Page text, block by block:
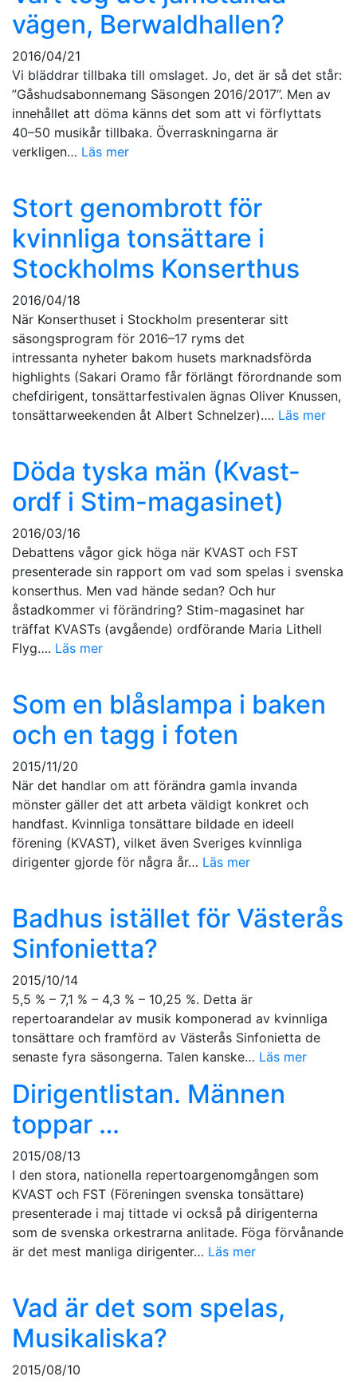
vägen, Berwaldhallen?
2016/04/21
Vi bläddrar tillbaka till omslaget. Jo, det är så det står:
”Gåshudsabonnemang Säsongen 2016/2017”. Men av
innehållet att döma känns det som att vi förflyttats
40–50 musikår tillbaka. Överraskningarna är
verkligen… Läs mer
Stort genombrott för
kvinnliga tonsättare i
Stockholms Konserthus
2016/04/18
När Konserthuset i Stockholm presenterar sitt
säsongsprogram för 2016–17 ryms det
intressanta nyheter bakom husets marknadsförda
highlights (Sakari Oramo får förlängt förordnande som
chefdirigent, tonsättarfestivalen ägnas Oliver Knussen,
tonsättarweekenden åt Albert Schnelzer)…. Läs mer
Döda tyska män (Kvast-
ordf i Stim-magasinet)
2016/03/16
Debattens vågor gick höga när KVAST och FST
presenterade sin rapport om vad som spelas i svenska
konserthus. Men vad hände sedan? Och hur
åstadkommer vi förändring? Stim-magasinet har
träffat KVASTs (avgående) ordförande Maria Lithell
Flyg…. Läs mer
Som en blåslampa i baken
och en tagg i foten
2015/11/20
När det handlar om att förändra gamla invanda
mönster gäller det att arbeta väldigt konkret och
handfast. Kvinnliga tonsättare bildade en ideell
förening (KVAST), vilket även Sveriges kvinnliga
dirigenter gjorde för några år… Läs mer
Badhus istället för Västerås
Sinfonietta?
2015/10/14
5,5 % – 7,1 % – 4,3 % – 10,25 %. Detta är
repertoarandelar av musik komponerad av kvinnliga
tonsättare och framförd av Västerås Sinfonietta de
senaste fyra säsongerna. Talen kanske… Läs mer
Dirigentlistan. Männen
toppar …
2015/08/13
I den stora, nationella repertoargenomgången som
KVAST och FST (Föreningen svenska tonsättare)
presenterade i maj tittade vi också på dirigenterna
som de svenska orkestrarna anlitade. Föga förvånande
är det mest manliga dirigenter… Läs mer
Vad är det som spelas,
Musikaliska?
2015/08/10